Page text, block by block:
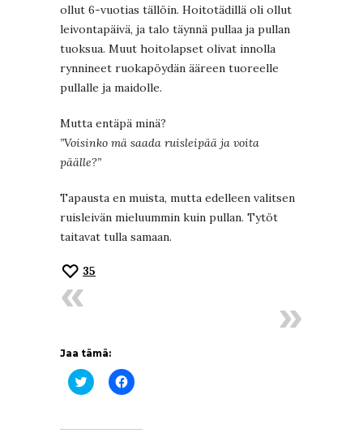
ollut 6-vuotias tällöin. Hoitotädillä oli ollut
leivontapäivä, ja talo täynnä pullaa ja pullan
tuoksua. Muut hoitolapset olivat innolla
rynnineet ruokapöydän ääreen tuoreelle
pullalle ja maidolle.
Mutta entäpä minä?
”Voisinko mä saada ruisleipää ja voita
päälle?”
Tapausta en muista, mutta edelleen valitsen
ruisleivän mieluummin kuin pullan. Tytöt
taitavat tulla samaan.
35
Jaa tämä:
Jaa
Twitterissä(Avautuu
Jaa
Facebookissa(Avautuu